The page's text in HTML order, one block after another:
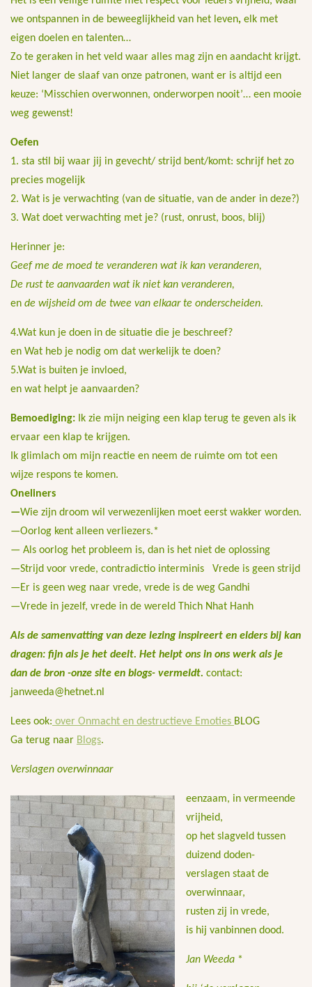
we ontspannen in de beweeglijkheid van het leven, elk met
eigen doelen en talenten…
Zo te geraken in het veld waar alles mag zijn en aandacht krijgt.
Niet langer de slaaf van onze patronen, want er is altijd een
keuze: ‘Misschien overwonnen, onderworpen nooit’… een mooie
weg gewenst!
Oefen
1. sta stil bij waar jij in gevecht/ strijd bent/komt: schrijf het zo
precies mogelijk
2. Wat is je verwachting (van de situatie, van de ander in deze?)
3. Wat doet verwachting met je? (rust, onrust, boos, blij)
Herinner je:
Geef me de moed te veranderen wat ik kan veranderen,
De rust te aanvaarden wat ik niet kan veranderen,
en de wijsheid om de twee van elkaar te onderscheiden.
4.Wat kun je doen in de situatie die je beschreef?
en Wat heb je nodig om dat werkelijk te doen?
5.Wat is buiten je invloed,
en wat helpt je aanvaarden?
Bemoediging: Ik zie mijn neiging een klap terug te geven als ik
ervaar een klap te krijgen.
Ik glimlach om mijn reactie en neem de ruimte om tot een
wijze respons te komen.
Oneliners
—Wie zijn droom wil verwezenlijken moet eerst wakker worden.
—Oorlog kent alleen verliezers.*
— Als oorlog het probleem is, dan is het niet de oplossing
—Strijd voor vrede, contradictio interminis Vrede is geen strijd
—Er is geen weg naar vrede, vrede is de weg Gandhi
—Vrede in jezelf, vrede in de wereld Thich Nhat Hanh
Als de samenvatting van deze lezing inspireert en elders bij kan
dragen: fijn als je het deelt. Het helpt ons in ons werk als je
dan de bron -onze site en blogs- vermeldt. contact:
janweeda@hetnet.nl
Lees ook: over Onmacht en destructieve Emoties BLOG
Ga terug naar Blogs.
Verslagen overwinnaar
eenzaam, in vermeende
vrijheid,
op het slagveld tussen
duizend doden-
verslagen staat de
overwinnaar,
rusten zij in vrede,
is hij vanbinnen dood.
Jan Weeda *